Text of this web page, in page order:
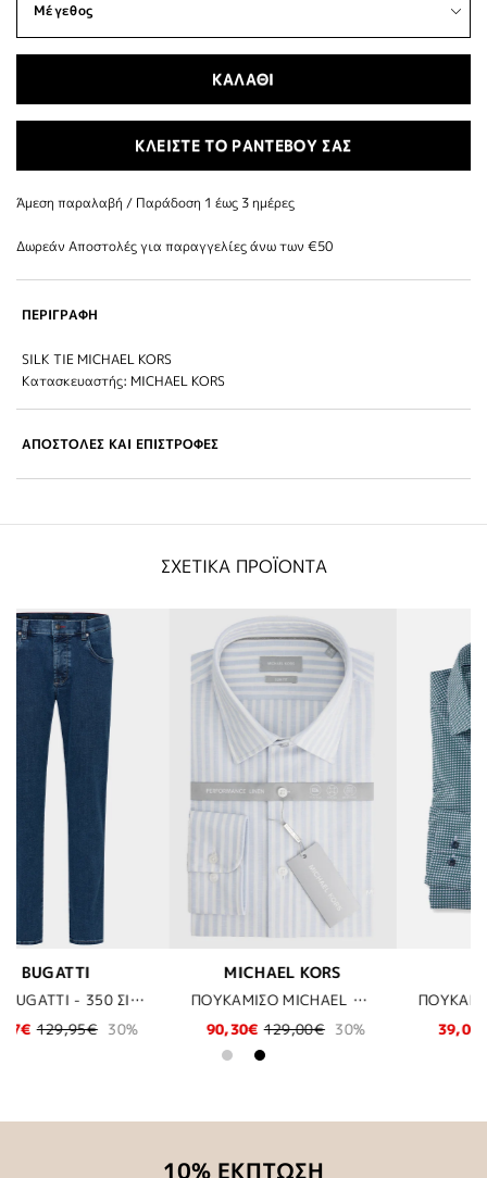
ΚΑΛΑΘΙ
ΚΛΕΙΣΤΕ ΤΟ ΡΑΝΤΕΒΟΥ ΣΑΣ
Άμεση παραλαβή / Παράδoση 1 έως 3 ημέρες
Δωρεάν Αποστολές για παραγγελίες άνω των €50
ΠΕΡΙΓΡΑΦΗ
SILK TIE MICHAEL KORS
Κατασκευαστής: MICHAEL KORS
ΑΠΟΣΤΟΛΕΣ ΚΑΙ ΕΠΙΣΤΡΟΦΕΣ
ΣΧΕΤΙΚΑ ΠΡΟΪΟΝΤΑ
ΠΟΥΚΑΜΙΣΟ MICHAEL KORS - 455 ΣΙΕΛ
30%
OLYMP
ΠΟΥΚΑΜΙΣΟ OLYMP - 45 ΕΜΠΡΙΜΕ
39,00€
78,00€ 50%
ΣΑΚΑΚΙ BOSS - 404
314,30€
449,00€
10% ΕΚΠΤΩΣΗ